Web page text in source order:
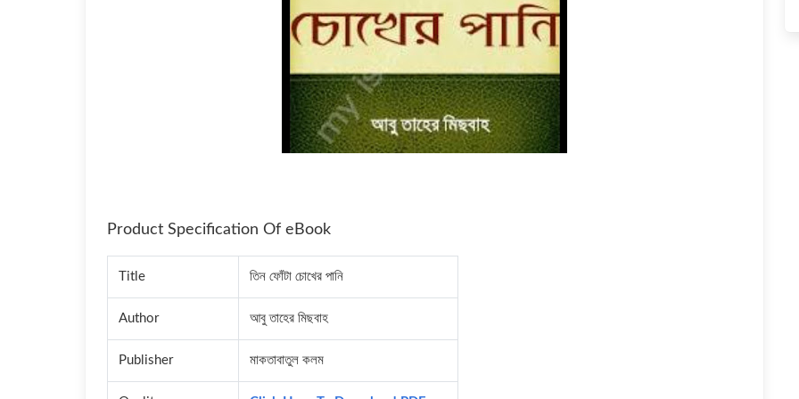
Product Specification Of eBook
Title তিন ফোঁটা চোখের পানি
Author আবু তাহের মিছবাহ
Publisher মাকতাবাতুল কলম